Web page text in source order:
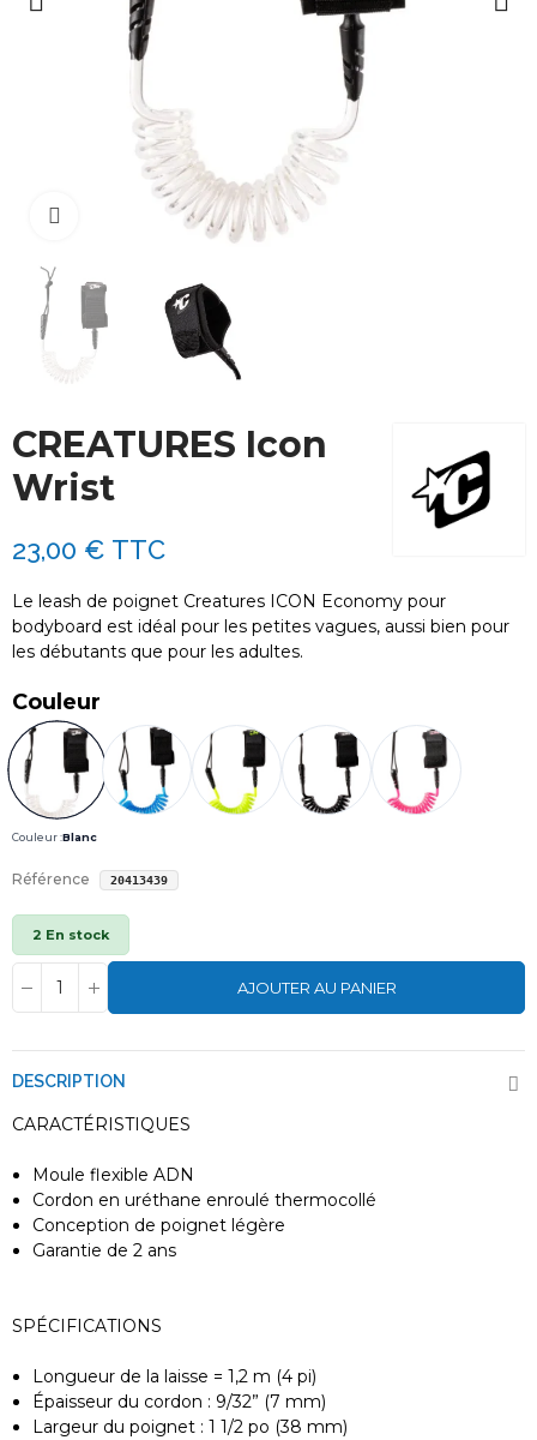
Cliquez pour agrandir
CREATURES Icon
Wrist
23,00 € TTC
Le leash de poignet Creatures ICON Economy pour
bodyboard est idéal pour les petites vagues, aussi bien pour
les débutants que pour les adultes.
Couleur
Couleur :Blanc
Référence 20413439
2 En stock
AJOUTER AU PANIER
DESCRIPTION
CARACTÉRISTIQUES
Moule flexible ADN
Cordon en uréthane enroulé thermocollé
Conception de poignet légère
Garantie de 2 ans
SPÉCIFICATIONS
Longueur de la laisse = 1,2 m (4 pi)
Épaisseur du cordon : 9/32” (7 mm)
Largeur du poignet : 1 1/2 po (38 mm)